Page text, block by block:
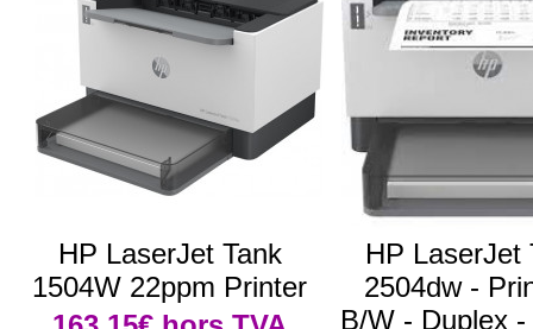
HP LaserJet Tank
1504W 22ppm Printer
HP LaserJet
2504dw -
B/W - Duplex